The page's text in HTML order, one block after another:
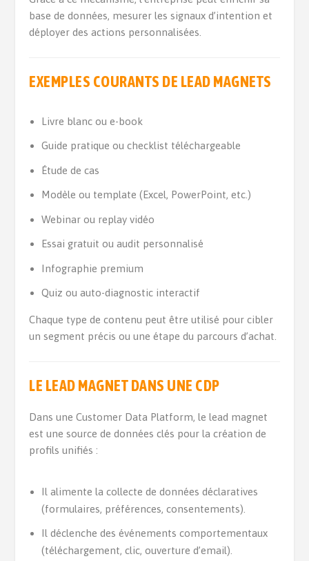
base de données, mesurer les signaux d’intention et
déployer des actions personnalisées.
EXEMPLES COURANTS DE LEAD MAGNETS
Livre blanc ou e-book
Guide pratique ou checklist téléchargeable
Étude de cas
Modèle ou template (Excel, PowerPoint, etc.)
Webinar ou replay vidéo
Essai gratuit ou audit personnalisé
Infographie premium
Quiz ou auto-diagnostic interactif
Chaque type de contenu peut être utilisé pour cibler
un segment précis ou une étape du parcours d’achat.
LE LEAD MAGNET DANS UNE CDP
Dans une Customer Data Platform, le lead magnet
est une source de données clés pour la création de
profils unifiés :
Il alimente la collecte de données déclaratives
(formulaires, préférences, consentements).
Il déclenche des événements comportementaux
(téléchargement, clic, ouverture d’email).